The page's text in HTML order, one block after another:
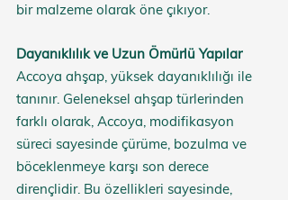
bir malzeme olarak öne çıkıyor.
Dayanıklılık ve Uzun Ömürlü Yapılar
Accoya ahşap, yüksek dayanıklılığı ile
tanınır. Geleneksel ahşap türlerinden
farklı olarak, Accoya, modifikasyon
süreci sayesinde çürüme, bozulma ve
böceklenmeye karşı son derece
dirençlidir. Bu özellikleri sayesinde,